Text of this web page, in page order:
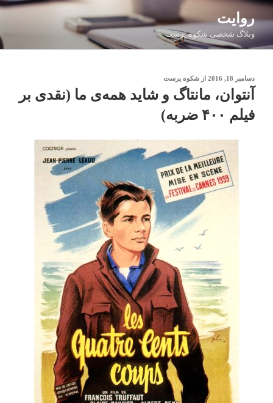
رفتن
به
محتوا
روایت
وبلاگ شخصی شکوه پرست
نوشته‌شده
در
دسامبر 18, 2016 از شکوه پرست
آﻧﺘﻮان، ﻣﺎﻧﺘﺎگ و ﺷﺎﯾﺪ ﻫﻤﻪی ما (نقدی بر
فیلم ۴۰۰ ضربه)